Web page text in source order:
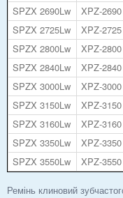
SPZX 2690Lw
XPZ-2690
SPZX 2725Lw
XPZ-2725
SPZX 2800Lw
XPZ-2800
SPZX 2840Lw
XPZ-2840
SPZX 3000Lw
XPZ-3000
SPZX 3150Lw
XPZ-3150
SPZX 3160Lw
XPZ-3160
SPZX 3350Lw
XPZ-3350
SPZX 3550Lw
XPZ-3550
Ремінь клиновий